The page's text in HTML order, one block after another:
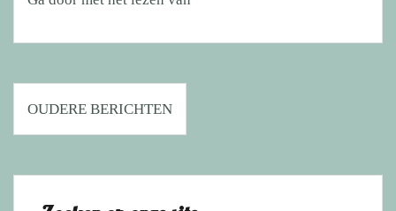
Misha
Berichtennavigatie
OUDERE BERICHTEN